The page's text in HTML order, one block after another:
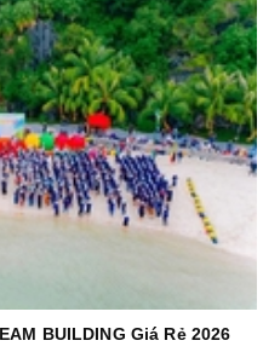
BUILDING Giá Rẻ 2026